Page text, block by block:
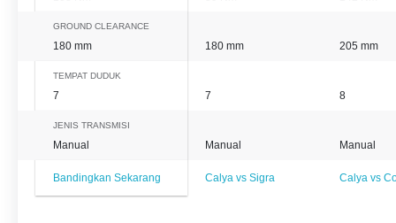
GROUND CLEARANCE
180 mm 180 mm 205 mm
TEMPAT DUDUK
7 7 8
JENIS TRANSMISI
Manual Manual Manual
Bandingkan Sekarang Calya vs Sigra Calya vs